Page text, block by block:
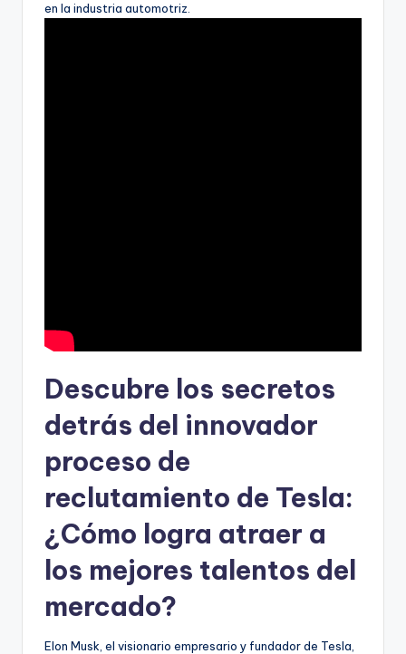
en la industria automotriz.
Descubre los secretos
detrás del innovador
proceso de
reclutamiento de Tesla:
¿Cómo logra atraer a
los mejores talentos del
mercado?
Elon Musk, el visionario empresario y fundador de Tesla,